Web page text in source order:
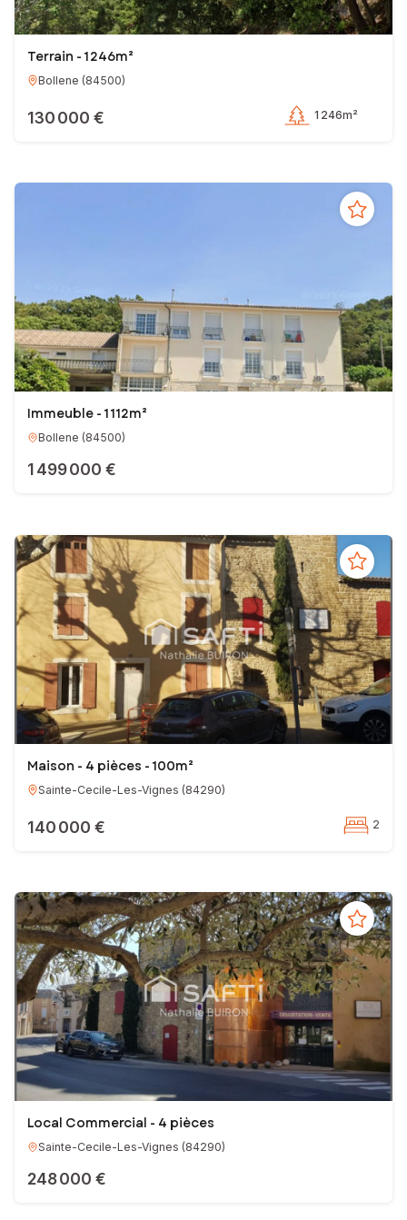
Terrain - 1 246m²
Bollene (84500)
130 000 € 1 246m²
Immeuble - 1 112m²
Bollene (84500)
1 499 000 €
Maison - 4 pièces - 100m²
Sainte-Cecile-Les-Vignes (84290)
140 000 € 2
Local Commercial - 4 pièces
Sainte-Cecile-Les-Vignes (84290)
248 000 €